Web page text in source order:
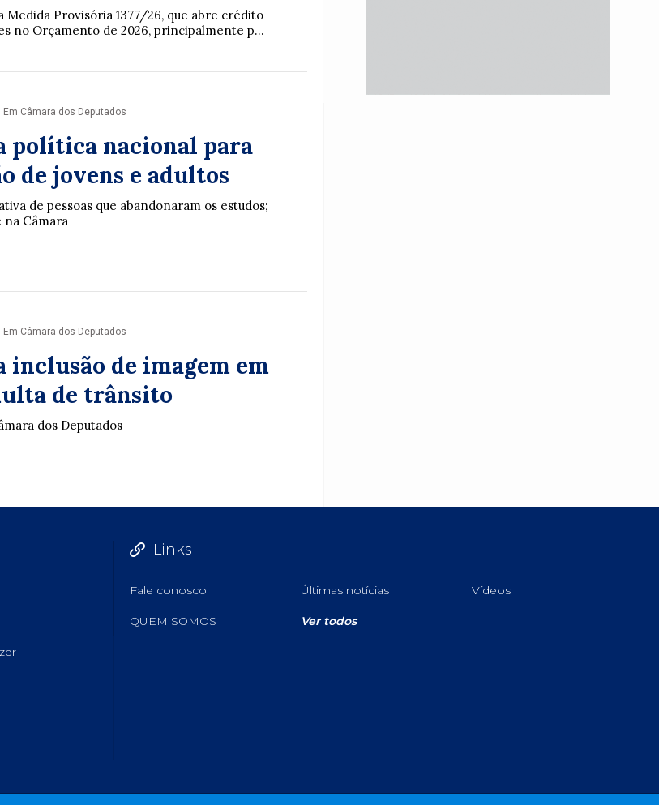
Medida Provisória 1377/26, que abre crédito
no Orçamento de 2026, principalmente p...
Em Câmara dos Deputados
política nacional para
de jovens e adultos
de pessoas que abandonaram os estudos;
Câmara
Em Câmara dos Deputados
inclusão de imagem em
de trânsito
dos Deputados
Links
Fale conosco Últimas notícias Vídeos
QUEM SOMOS Ver todos